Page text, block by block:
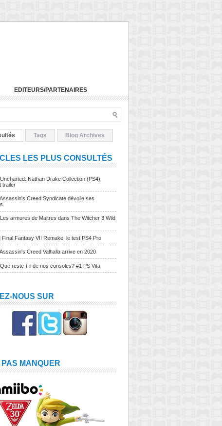
EDITEURS/PARTENAIRES
Tags Blog Archives
LES PLUS CONSULTÉS
Nathan Drake Collection (PS4),
trailer
Creed Syndicate dévoile ses
armures de Maitres dans The Witcher 3 Wild
Final Fantasy VII Remake, le test PS4 Pro
Creed Valhalla arrive en 2020
reste-t-il de nos consoles? #1 PS Vita
NOUS SUR
MANQUER